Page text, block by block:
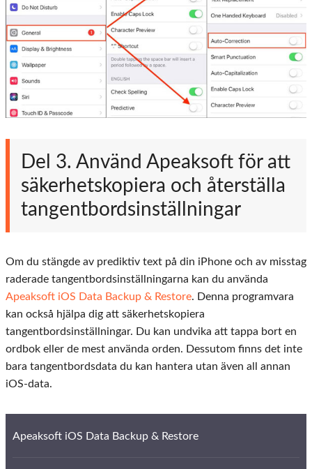
Del 3. Använd Apeaksoft för att
säkerhetskopiera och återställa
tangentbordsinställningar
Om du stängde av prediktiv text på din iPhone och av misstag
raderade tangentbordsinställningarna kan du använda
Apeaksoft iOS Data Backup & Restore. Denna programvara
kan också hjälpa dig att säkerhetskopiera
tangentbordsinställningar. Du kan undvika att tappa bort en
ordbok eller de mest använda orden. Dessutom finns det inte
bara tangentbordsdata du kan hantera utan även all annan
iOS-data.
Apeaksoft iOS Data Backup & Restore